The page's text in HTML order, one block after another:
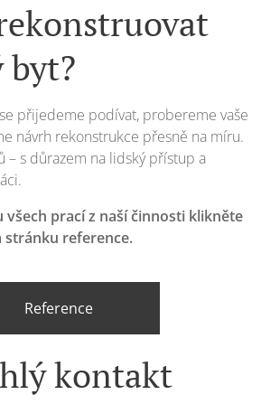
byt?
přijedeme podívat, probereme vaše
návrh rekonstrukce přesně na míru.
– s důrazem na lidský přístup a
všech prací z naší činnosti klikněte
stránku reference.
Reference
kontakt